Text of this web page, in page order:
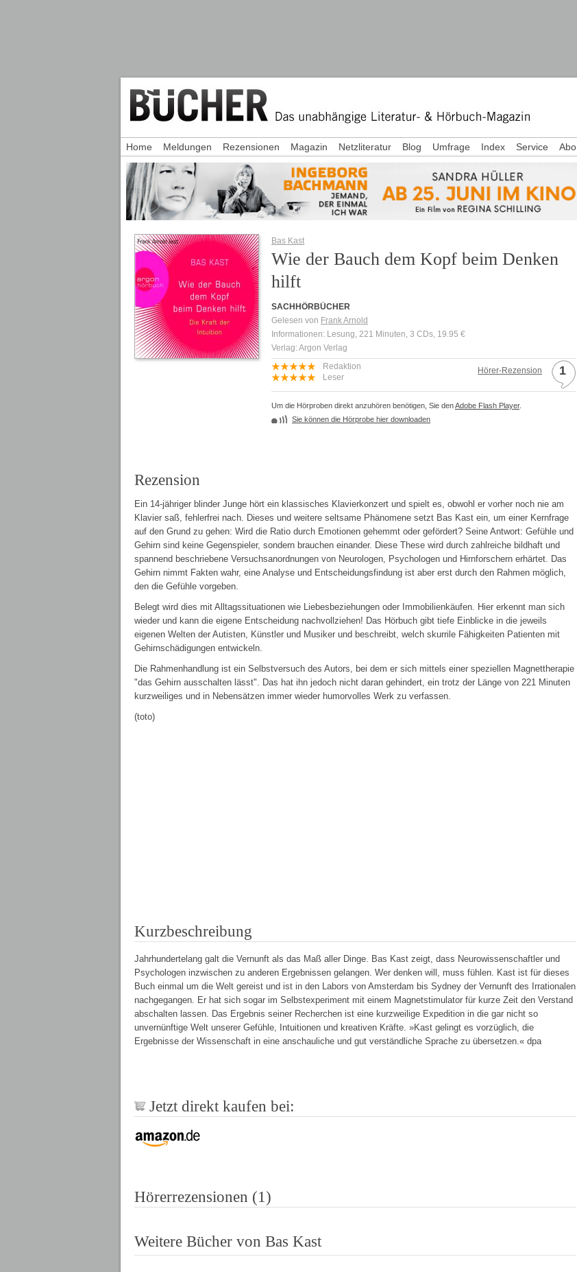
Bas Kast
Wie der Bauch dem Kopf beim Denken
hilft
SACHHÖRBÜCHER
Gelesen von Frank Arnold
Informationen: Lesung, 221 Minuten, 3 CDs, 19.95 €
Verlag: Argon Verlag
Hörer-Rezension 1
Redaktion
Leser
Um die Hörproben direkt anzuhören benötigen, Sie denAdobe Flash Player.
Sie können die Hörprobe hier downloaden
Rezension
Ein 14-jähriger blinder Junge hört ein klassisches Klavierkonzert und spielt es, obwohl er vorher noch nie am
Klavier saß, fehlerfrei nach. Dieses und weitere seltsame Phänomene setzt Bas Kast ein, um einer Kernfrage
auf den Grund zu gehen: Wird die Ratio durch Emotionen gehemmt oder gefördert? Seine Antwort: Gefühle und
Gehirn sind keine Gegenspieler, sondern brauchen einander. Diese These wird durch zahlreiche bildhaft und
spannend beschriebene Versuchsanordnungen von Neurologen, Psychologen und Hirnforschern erhärtet. Das
Gehirn nimmt Fakten wahr, eine Analyse und Entscheidungsfindung ist aber erst durch den Rahmen möglich,
den die Gefühle vorgeben.
Belegt wird dies mit Alltagssituationen wie Liebesbeziehungen oder Immobilienkäufen. Hier erkennt man sich
wieder und kann die eigene Entscheidung nachvollziehen! Das Hörbuch gibt tiefe Einblicke in die jeweils
eigenen Welten der Autisten, Künstler und Musiker und beschreibt, welch skurrile Fähigkeiten Patienten mit
Gehirnschädigungen entwickeln.
Die Rahmenhandlung ist ein Selbstversuch des Autors, bei dem er sich mittels einer speziellen Magnettherapie
"das Gehirn ausschalten lässt". Das hat ihn jedoch nicht daran gehindert, ein trotz der Länge von 221 Minuten
kurzweiliges und in Nebensätzen immer wieder humorvolles Werk zu verfassen.
(toto)
Kurzbeschreibung
Jahrhundertelang galt die Vernunft als das Maß aller Dinge. Bas Kast zeigt, dass Neurowissenschaftler und
Psychologen inzwischen zu anderen Ergebnissen gelangen. Wer denken will, muss fühlen. Kast ist für dieses
Buch einmal um die Welt gereist und ist in den Labors von Amsterdam bis Sydney der Vernunft des Irrationalen
nachgegangen. Er hat sich sogar im Selbstexperiment mit einem Magnetstimulator für kurze Zeit den Verstand
abschalten lassen. Das Ergebnis seiner Recherchen ist eine kurzweilige Expedition in die gar nicht so
unvernünftige Welt unserer Gefühle, Intuitionen und kreativen Kräfte. »Kast gelingt es vorzüglich, die
Ergebnisse der Wissenschaft in eine anschauliche und gut verständliche Sprache zu übersetzen.« dpa
Jetzt direkt kaufen bei:
Hörerrezensionen (1)
Weitere Bücher von Bas Kast
Home Meldungen Rezensionen Magazin Netzliteratur Blog Umfrage Index Service Abo